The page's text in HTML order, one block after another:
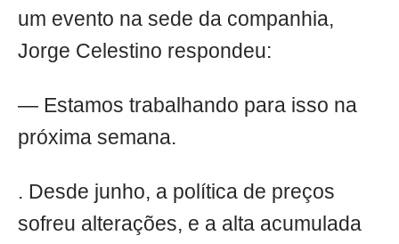
um evento na sede da companhia,
Jorge Celestino respondeu:
— Estamos trabalhando para isso na
próxima semana.
. Desde junho, a política de preços
sofreu alterações, e a alta acumulada